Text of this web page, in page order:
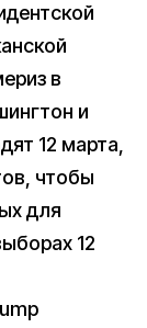
в
и
12 марта,
чтобы
для
12